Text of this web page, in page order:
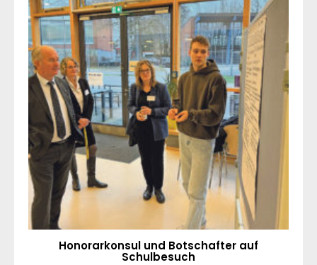
Honorarkonsul und Botschafter auf
Schulbesuch